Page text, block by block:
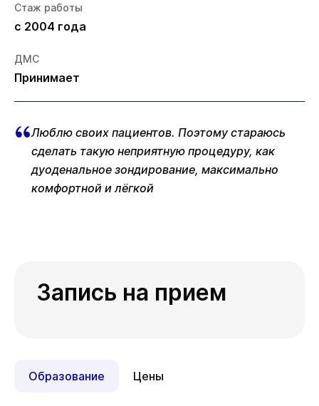
Стаж работы
с 2004 года
ДМС
Принимает
Люблю своих пациентов. Поэтому стараюсь
сделать такую неприятную процедуру, как
дуоденальное зондирование, максимально
комфортной и лёгкой
Запись на прием
Образование Цены